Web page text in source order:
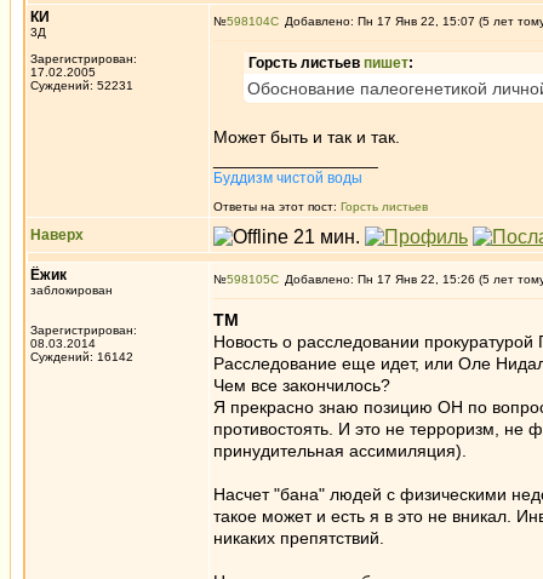
КИ
3Д
Зарегистрирован:
17.02.2005
Суждений: 52231
№598104 Добавлено: Пн 17 Янв 22, 15:07 (5 лет
Горсть листьев пишет:
Обоснование палеогенетикой
Может быть и так и так.
Буддизм чистой воды
Ответы на этот пост: Горсть листьев
Наверх
Ёжик
заблокирован
Зарегистрирован:
08.03.2014
Суждений: 16142
№598105 Добавлено: Пн 17 Янв 22, 15:26 (5 лет
ТМ
Новость о расследовании прокуратурой
Расследование еще идет, или Оле
Чем все закончилось?
Я прекрасно знаю позицию ОН по
противостоять. И это не терроризм, не
принудительная ассимиляция).
Насчет "бана" людей с физическими
такое может и есть я в это не вникал.
никаких препятствий.